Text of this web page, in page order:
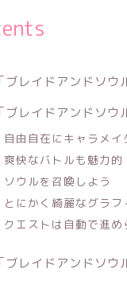
「ブレイドアンドソ
「ブレイドアンドソウ
自由自在にキャラメイ
爽快なバトルも魅力的
ソウルを召喚しよう
とにかく綺麗なグラ
クエストは自動で進
「ブレイドアンドソ